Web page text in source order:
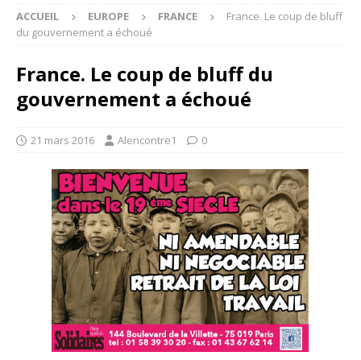
ACCUEIL EUROPE FRANCE
France. Le coup de bluff
du gouvernement a échoué
France. Le coup de bluff du
gouvernement a échoué
21 mars 2016 Alencontre1 0